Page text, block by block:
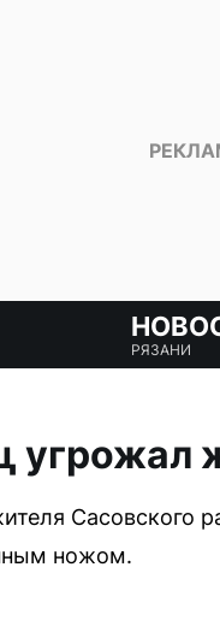
РЯЗАНИ
Сасовского
ножом.